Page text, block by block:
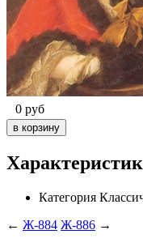
0 руб
Категория
← Ж-884 Ж-886 →